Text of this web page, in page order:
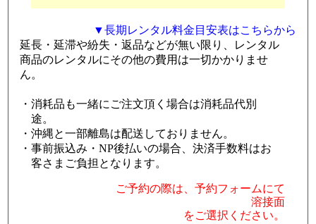
▼長期レンタル料金目安表はこちらから
延長・延滞や紛失・返品などが無い限り、レンタル
商品のレンタルにその他の費用は一切かかりませ
ん。
消耗品も一緒にご注文頂く場合は消耗品代別
途。
沖縄と一部離島は配送しておりません。
事前振込み・NP後払いの場合、決済手数料はお
客さまご負担となります。
ご予約の際は、予約フォームにて
溶接面
をご選択ください。